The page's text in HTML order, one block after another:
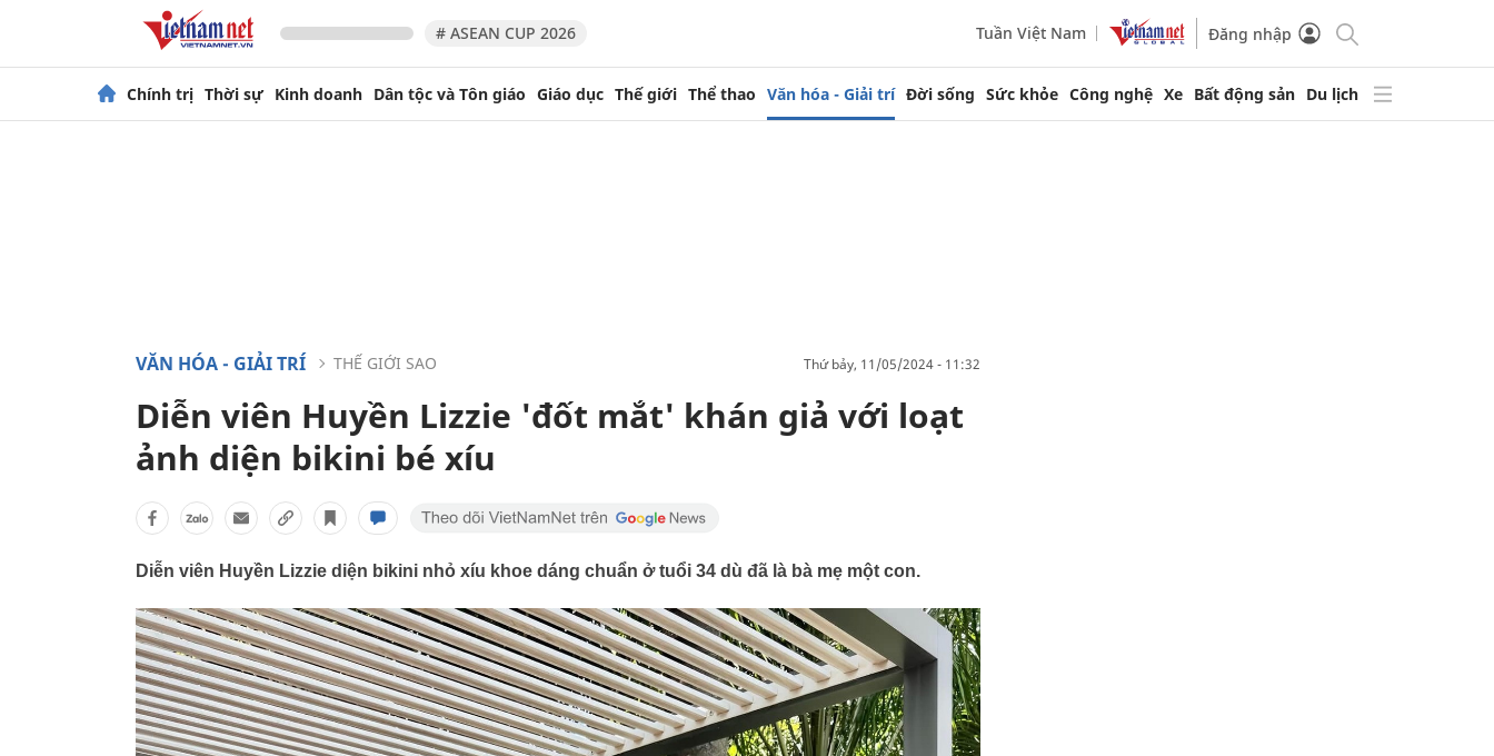
# ASEAN CUP 2026 Tuần Việt Nam Đăng nhập
Chính trị Thời sự Kinh doanh Dân tộc và Tôn giáo Giáo dục Thế giới Thể thao Văn hóa - Giải trí Đời sống Sức khỏe Công nghệ Xe Bất động sản Du lịch
VĂN HÓA - GIẢI TRÍ THẾ GIỚI SAO thứ bảy, 11/05/2024 - 11:32
Diễn viên Huyền Lizzie 'đốt mắt' khán giả với loạt
ảnh diện bikini bé xíu
Diễn viên Huyền Lizzie diện bikini nhỏ xíu khoe dáng chuẩn ở tuổi 34 dù đã là bà mẹ một con.